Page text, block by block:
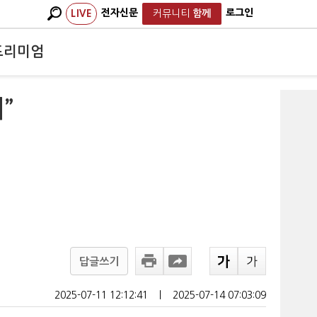
LIVE 전자신문 커뮤니티 함께 로그인
리미엄
답글쓰기
2025-07-11 12:12:41 2025-07-14 07:03:09